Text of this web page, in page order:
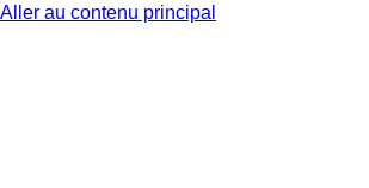
Aller au contenu principal